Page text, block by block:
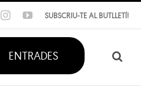
SUBSCRIU-TE AL BUTLLETÍ!
InstagramYouTube
ENTRADES